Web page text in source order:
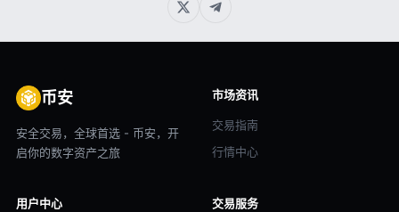
币安
安全交易，全球首选 - 币安，开
启你的数字资产之旅
市场资讯
交易指南
行情中心
用户中心 交易服务